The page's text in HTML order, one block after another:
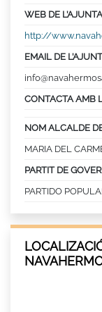
WEB DE
http://
EMAIL DE
CONTACTA AMB
NOM ALCALDE
MARIA DEL
PARTIT DE
PARTIDO